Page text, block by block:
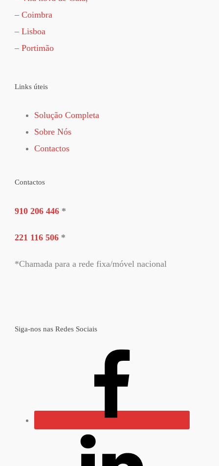
– Coimbra
– Lisboa
– Portimão
Links úteis
Solução Completa
Sobre Nós
Contactos
Contactos
910 206 446 *
221 116 506 *
*Chamada para a rede fixa/móvel nacional
Siga-nos nas Redes Sociais